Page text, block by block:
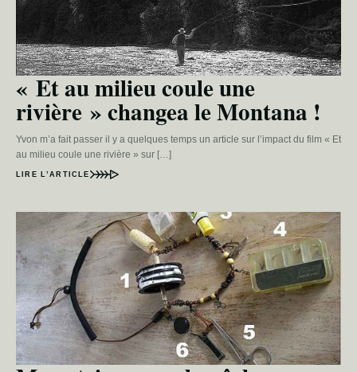
« Et au milieu coule une
rivière » changea le Montana !
Yvon m’a fait passer il y a quelques temps un article sur l’impact du film « Et
au milieu coule une rivière » sur […]
LIRE L’ARTICLE